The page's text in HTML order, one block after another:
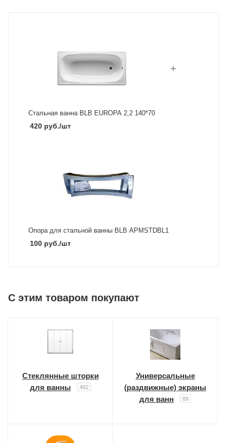
Стальная ванна BLB EUROPA 2,2 140*70
420руб./шт
Опора для стальной ванны BLB APMSTDBL1
100руб./шт
C этим товаром покупают
Стеклянные шторки
для ванны
482
Универсальные
(раздвижные) экраны
для ванн
89